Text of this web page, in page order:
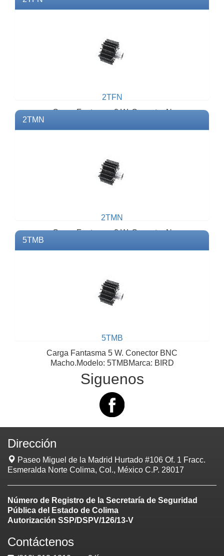
2TFN
Carga Fantasma 2 W. Conector N
2TMN
2TMN
Carga Fantasma 2 W. Conector N
5TMB
5TMB
Carga Fantasma 5 W. Conector BNC
Macho.Modelo: 5TMBMarca: BIRD
Siguenos
Dirección
Paseo Miguel de la Madrid Hurtado #106 Of. 1 Fracc.
Esmeralda Norte Colima, Col., México C.P. 28017
Número de Registro de la Secretaría de Seguridad
Pública del Estado de Colima
Autorización SSP/DSPV/126/13-V
Contáctenos